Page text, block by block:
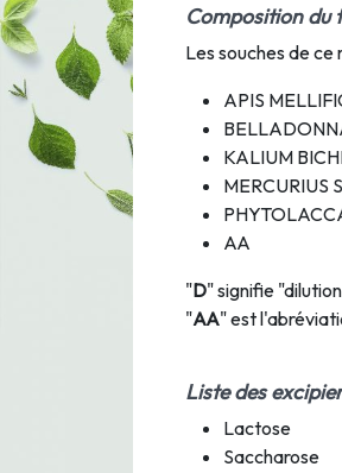
Composition du
Les souches de
APIS
KALIUM
MERCURIUS
AA
"D" signifie
"AA" est
Liste des
Lactose
Saccharose